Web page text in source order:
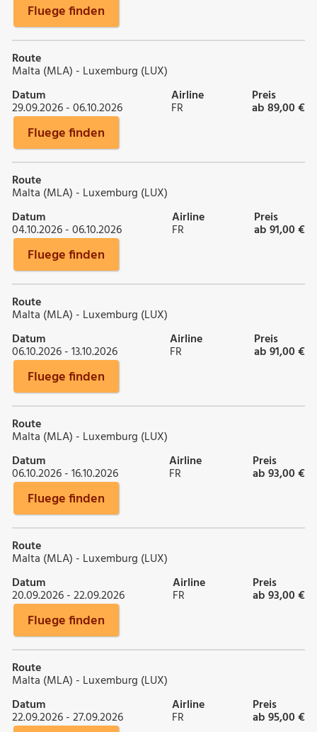
Fluege finden
Route
Malta (MLA) - Luxemburg (LUX)
Datum
29.09.2026 - 06.10.2026
Airline
FR
Preis
ab 89,00 €
Fluege finden
Route
Malta (MLA) - Luxemburg (LUX)
Datum
04.10.2026 - 06.10.2026
Airline
FR
Preis
ab 91,00 €
Fluege finden
Route
Malta (MLA) - Luxemburg (LUX)
Datum
06.10.2026 - 13.10.2026
Airline
FR
Preis
ab 91,00 €
Fluege finden
Route
Malta (MLA) - Luxemburg (LUX)
Datum
06.10.2026 - 16.10.2026
Airline
FR
Preis
ab 93,00 €
Fluege finden
Route
Malta (MLA) - Luxemburg (LUX)
Datum
20.09.2026 - 22.09.2026
Airline
FR
Preis
ab 93,00 €
Fluege finden
Route
Malta (MLA) - Luxemburg (LUX)
Datum
22.09.2026 - 27.09.2026
Airline
FR
Preis
ab 95,00 €